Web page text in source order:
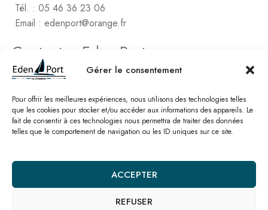
Gérer le consentement
Pour offrir les meilleures expériences, nous utilisons des technologies telles
que les cookies pour stocker et/ou accéder aux informations des appareils. Le
fait de consentir à ces technologies nous permettra de traiter des données
telles que le comportement de navigation ou les ID uniques sur ce site.
ACCEPTER
REFUSER
Tél. : 05 46 36 23 06
Email : edenport@orange.fr
Contactez Eden Port
Comptabilité
2, rue de Vert-Bois – La Gaconnière
17480 le Château d’Oléon
Tél. : 05 46 47 78 16